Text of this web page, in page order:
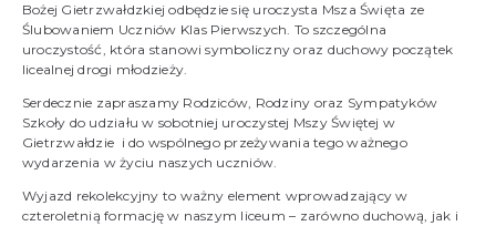
Bożej Gietrzwałdzkiej odbędzie się uroczysta Msza Święta ze
Ślubowaniem Uczniów Klas Pierwszych. To szczególna
uroczystość, która stanowi symboliczny oraz duchowy początek
licealnej drogi młodzieży.
Serdecznie zapraszamy Rodziców, Rodziny oraz Sympatyków
Szkoły do udziału w sobotniej uroczystej Mszy Świętej w
Gietrzwałdzie i do wspólnego przeżywania tego ważnego
wydarzenia w życiu naszych uczniów.
Wyjazd rekolekcyjny to ważny element wprowadzający w
czteroletnią formację w naszym liceum – zarówno duchową, jak i